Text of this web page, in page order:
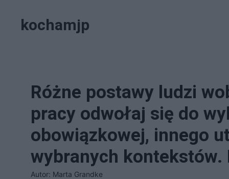
kochamjp
Różne postawy ludzi
pracy odwołaj się do
obowiązkowej, innego
wybranych
Autor: Marta Grandke